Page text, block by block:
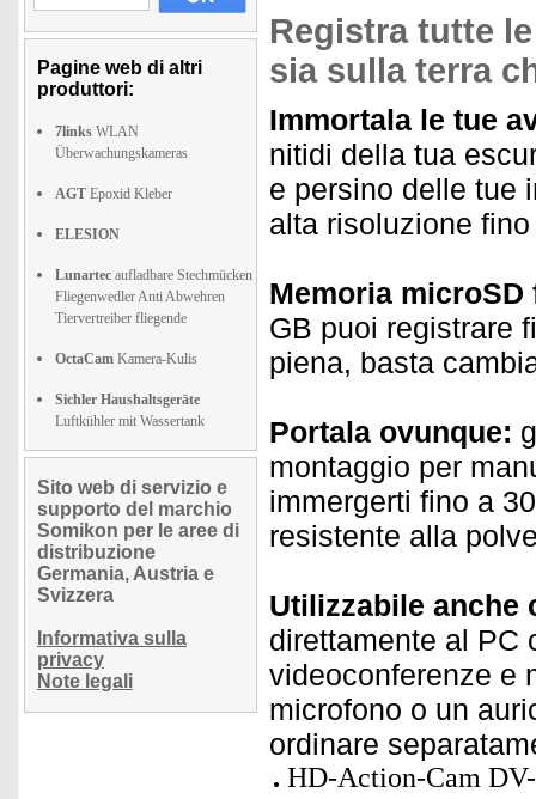
Pagine web di altri
produttori:
7links WLAN
Überwachungskameras
AGT Epoxid Kleber
ELESION
Lunartec aufladbare Stechmücken
Fliegenwedler Anti Abwehren
Tiervertreiber fliegende
OctaCam Kamera-Kulis
Sichler Haushaltsgeräte
Luftkühler mit Wassertank
Sito web di servizio e
supporto del marchio
Somikon per le aree di
distribuzione
Germania, Austria e
Svizzera
Informativa sulla
privacy
Note legali
Registra tutte
sia sulla terra
Immortala le tue
nitidi della tua
e persino delle tue
alta risoluzione
Memoria
GB puoi registrare
piena, basta
Portala ovunque:
montaggio per
immergerti fino a
resistente alla
Utilizzabile anche
direttamente al PC
videoconferenze e
microfono o un
ordinare
HD-Action-Cam